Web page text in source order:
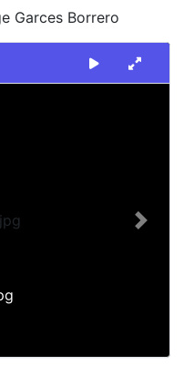
Garces Borrero
Next